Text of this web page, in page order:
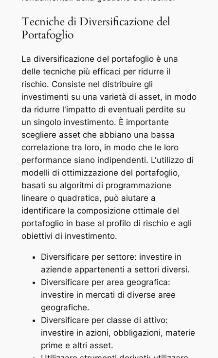
Tecniche di Diversificazione del
Portafoglio
La diversificazione del portafoglio è una
delle tecniche più efficaci per ridurre il
rischio. Consiste nel distribuire gli
investimenti su una varietà di asset, in modo
da ridurre l'impatto di eventuali perdite su
un singolo investimento. È importante
scegliere asset che abbiano una bassa
correlazione tra loro, in modo che le loro
performance siano indipendenti. L'utilizzo di
modelli di ottimizzazione del portafoglio,
basati su algoritmi di programmazione
lineare o quadratica, può aiutare a
identificare la composizione ottimale del
portafoglio in base al profilo di rischio e agli
obiettivi di investimento.
Diversificare per settore: investire in
aziende appartenenti a settori diversi.
Diversificare per area geografica:
investire in mercati di diverse aree
geografiche.
Diversificare per classe di attivo:
investire in azioni, obbligazioni, materie
prime e altri asset.